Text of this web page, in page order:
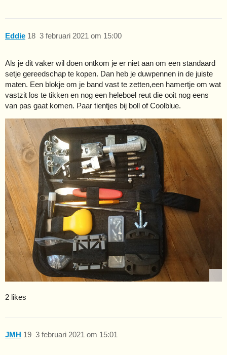
Eddie 3 februari 2021 om 15:00
18
Als je dit vaker wil doen ontkom je er niet aan om een standaard
setje gereedschap te kopen. Dan heb je duwpennen in de juiste
maten. Een blokje om je band vast te zetten,een hamertje om wat
vastzit los te tikken en nog een heleboel reut die ooit nog eens
van pas gaat komen. Paar tientjes bij boll of Coolblue.
2 likes
JMH 3 februari 2021 om 15:01
19